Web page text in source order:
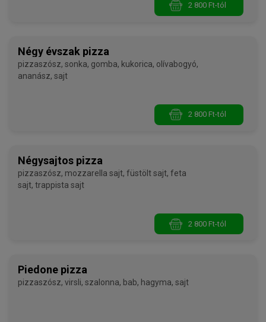
2 800 Ft-tól
Négy évszak pizza
pizzaszósz, sonka, gomba, kukorica, olívabogyó,
ananász, sajt
2 800 Ft-tól
Négysajtos pizza
pizzaszósz, mozzarella sajt, füstölt sajt, feta
sajt, trappista sajt
2 800 Ft-tól
Piedone pizza
pizzaszósz, virsli, szalonna, bab, hagyma, sajt